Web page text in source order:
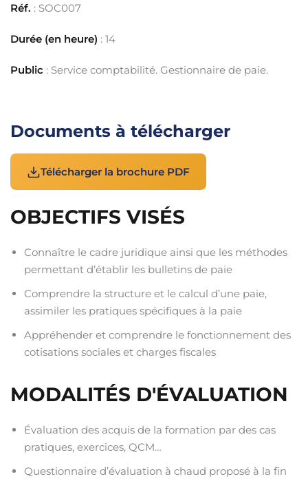
Réf. : SOC007
Durée (en heure) : 14
Public : Service comptabilité. Gestionnaire de paie.
Documents à télécharger
Télécharger la brochure PDF
OBJECTIFS VISÉS
Connaître le cadre juridique ainsi que les méthodes
permettant d’établir les bulletins de paie
Comprendre la structure et le calcul d’une paie,
assimiler les pratiques spécifiques à la paie
Appréhender et comprendre le fonctionnement des
cotisations sociales et charges fiscales
MODALITÉS D'ÉVALUATION
Évaluation des acquis de la formation par des cas
pratiques, exercices, QCM…
Questionnaire d’évaluation à chaud proposé à la fin